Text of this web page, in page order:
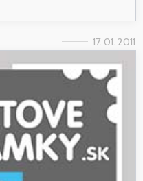
17. 01. 2011